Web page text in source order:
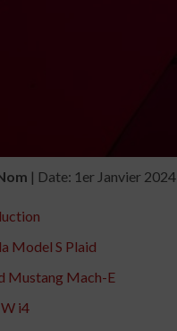
| Date: 1er Janvier 2024
Model S Plaid
Mustang Mach-E
i4